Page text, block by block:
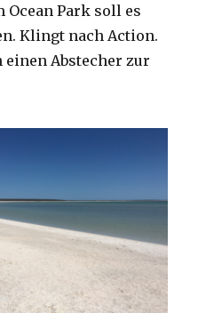
Park soll es
Klingt nach Action.
Abstecher zur